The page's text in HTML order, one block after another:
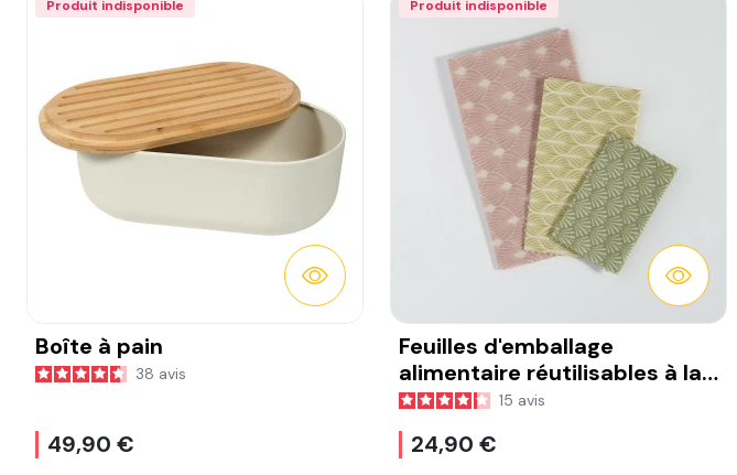
Produit indisponible
Boîte à pain
38 avis
49,90 €
DÉTAILS
Produit indisponible
Feuilles d'emballage
alimentaire réutilisables à la
cire d'abeille
15 avis
24,90 €
DÉTAILS